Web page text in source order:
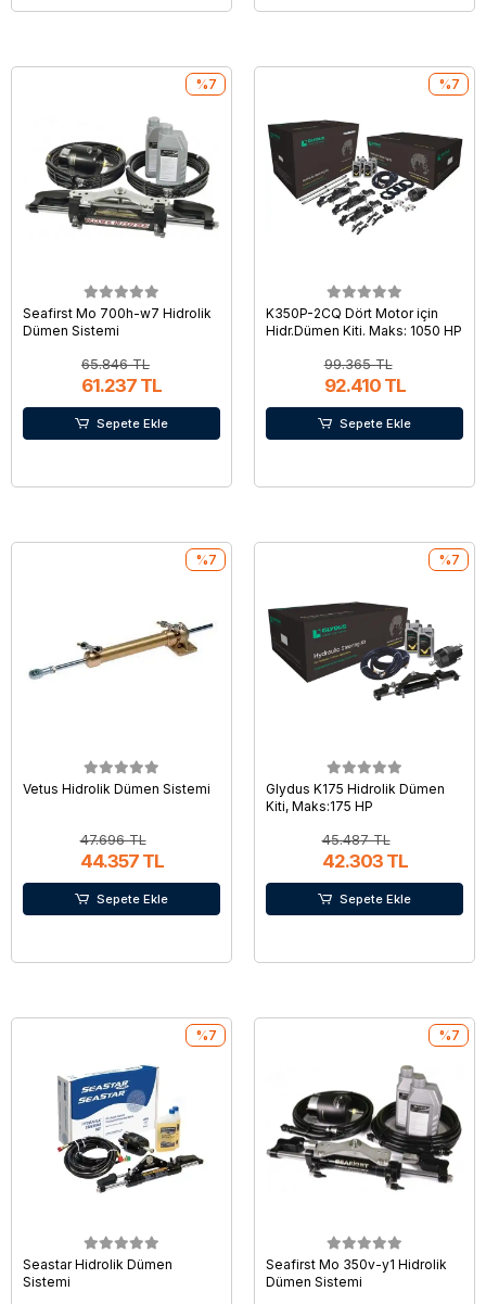
Seafirst Mo 700h-w7 Hidrolik
Dümen Sistemi
65.846 TL
61.237 TL
%7
Sepete Ekle
K350P-2CQ Dört Motor için
Hidr.Dümen Kiti. Maks: 1050 HP
99.365 TL
92.410 TL
%7
Sepete Ekle
Vetus Hidrolik Dümen Sistemi
47.696 TL
44.357 TL
%7
Sepete Ekle
Glydus K175 Hidrolik Dümen
Kiti, Maks:175 HP
45.487 TL
42.303 TL
%7
Sepete Ekle
Seastar Hidrolik Dümen
Sistemi
%7
Seafirst Mo 350v-y1 Hidrolik
Dümen Sistemi
%7